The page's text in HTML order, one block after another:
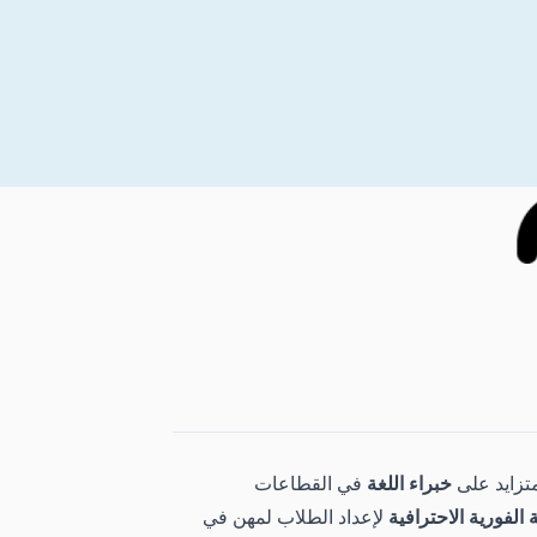
على خبراء اللغة في القطاعات
الاحترافية لإعداد الطلاب لمهن في